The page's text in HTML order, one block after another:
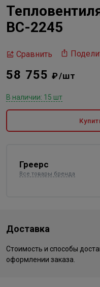
ВС-2245
Сравнить
58 755₽/шт
В наличии: 15 шт
Греерс
Все товары бренда
Доставка
Стоимость и способы
оформлении заказа.